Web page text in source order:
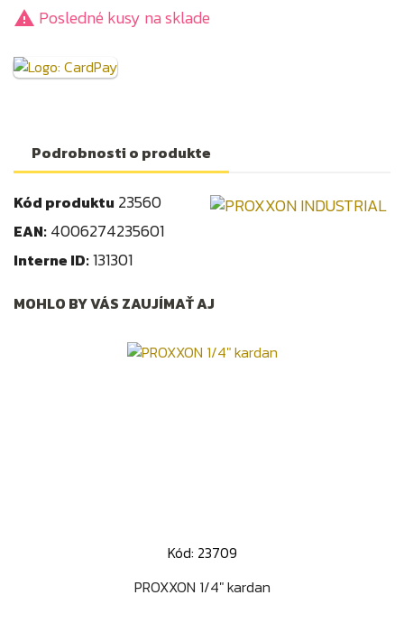
 Posledné kusy na sklade
Podrobnosti o produkte
Kód produktu 23560
EAN: 4006274235601
Interne ID:131301
MOHLO BY VÁS ZAUJÍMAŤ AJ
Kód: 23709
PROXXON 1/4" kardan